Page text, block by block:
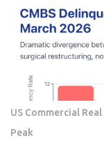
expat or digital
that e-wallets like
replacements for
software layers
navigate the
the typical
And Physical
as a hybrid system
US Commercial
Peak